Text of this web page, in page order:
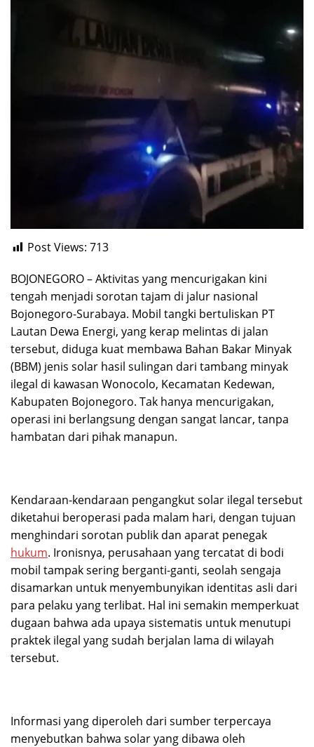
Post Views: 713
BOJONEGORO – Aktivitas yang mencurigakan kini
tengah menjadi sorotan tajam di jalur nasional
Bojonegoro-Surabaya. Mobil tangki bertuliskan PT
Lautan Dewa Energi, yang kerap melintas di jalan
tersebut, diduga kuat membawa Bahan Bakar Minyak
(BBM) jenis solar hasil sulingan dari tambang minyak
ilegal di kawasan Wonocolo, Kecamatan Kedewan,
Kabupaten Bojonegoro. Tak hanya mencurigakan,
operasi ini berlangsung dengan sangat lancar, tanpa
hambatan dari pihak manapun.
Kendaraan-kendaraan pengangkut solar ilegal tersebut
diketahui beroperasi pada malam hari, dengan tujuan
menghindari sorotan publik dan aparat penegak
hukum. Ironisnya, perusahaan yang tercatat di bodi
mobil tampak sering berganti-ganti, seolah sengaja
disamarkan untuk menyembunyikan identitas asli dari
para pelaku yang terlibat. Hal ini semakin memperkuat
dugaan bahwa ada upaya sistematis untuk menutupi
praktek ilegal yang sudah berjalan lama di wilayah
tersebut.
Informasi yang diperoleh dari sumber terpercaya
menyebutkan bahwa solar yang dibawa oleh